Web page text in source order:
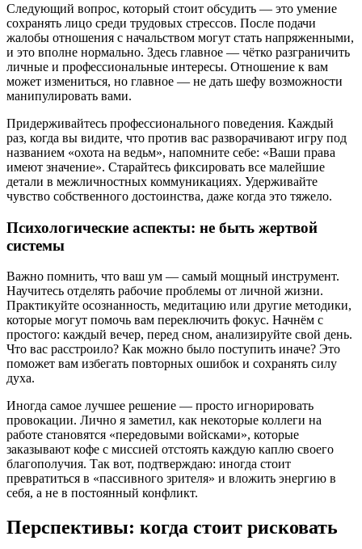
Следующий вопрос, который стоит обсудить — это умение
сохранять лицо среди трудовых стрессов. После подачи
жалобы отношения с начальством могут стать напряженными,
и это вполне нормально. Здесь главное — чётко разграничить
личные и профессиональные интересы. Отношение к вам
может измениться, но главное — не дать шефу возможности
манипулировать вами.
Придерживайтесь профессионального поведения. Каждый
раз, когда вы видите, что против вас разворачивают игру под
названием «охота на ведьм», напомните себе: «Ваши права
имеют значение». Старайтесь фиксировать все малейшие
детали в межличностных коммуникациях. Удерживайте
чувство собственного достоинства, даже когда это тяжело.
Психологические аспекты: не быть жертвой
системы
Важно помнить, что ваш ум — самый мощный инструмент.
Научитесь отделять рабочие проблемы от личной жизни.
Практикуйте осознанность, медитацию или другие методики,
которые могут помочь вам переключить фокус. Начнём с
простого: каждый вечер, перед сном, анализируйте свой день.
Что вас расстроило? Как можно было поступить иначе? Это
поможет вам избегать повторных ошибок и сохранять силу
духа.
Иногда самое лучшее решение — просто игнорировать
провокации. Лично я заметил, как некоторые коллеги на
работе становятся «передовыми войсками», которые
заказывают кофе с миссией отстоять каждую каплю своего
благополучия. Так вот, подтверждаю: иногда стоит
превратиться в «пассивного зрителя» и вложить энергию в
себя, а не в постоянный конфликт.
Перспективы: когда стоит рисковать